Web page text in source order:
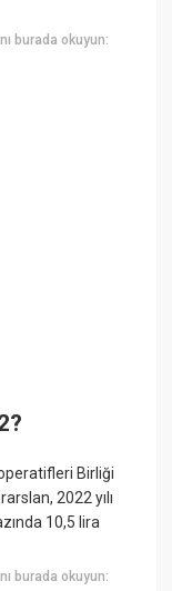
burada okuyun:
Birliği
2022 yılı
10,5 lira
burada okuyun: